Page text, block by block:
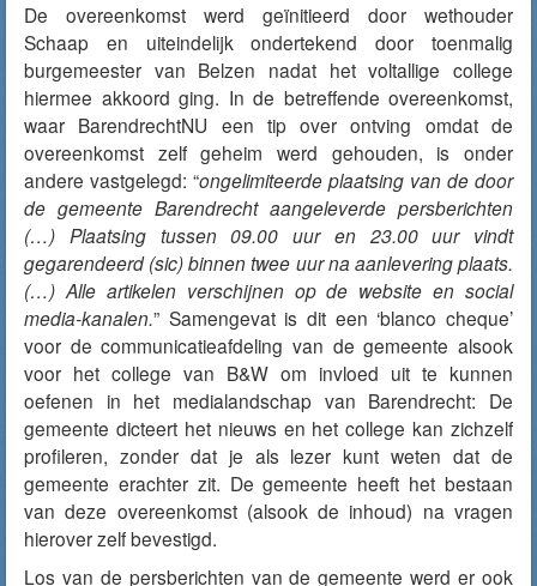
De overeenkomst werd geïnitieerd door wethouder
Schaap en uiteindelijk ondertekend door toenmalig
burgemeester van Belzen nadat het voltallige college
hiermee akkoord ging. In de betreffende overeenkomst,
waar BarendrechtNU een tip over ontving omdat de
overeenkomst zelf geheim werd gehouden, is onder
andere vastgelegd: “ongelimiteerde plaatsing van de door
de gemeente Barendrecht aangeleverde persberichten
(…) Plaatsing tussen 09.00 uur en 23.00 uur vindt
gegarendeerd (sic) binnen twee uur na aanlevering plaats.
(…) Alle artikelen verschijnen op de website en social
media-kanalen.” Samengevat is dit een ‘blanco cheque’
voor de communicatieafdeling van de gemeente alsook
voor het college van B&W om invloed uit te kunnen
oefenen in het medialandschap van Barendrecht: De
gemeente dicteert het nieuws en het college kan zichzelf
profileren, zonder dat je als lezer kunt weten dat de
gemeente erachter zit. De gemeente heeft het bestaan
van deze overeenkomst (alsook de inhoud) na vragen
hierover zelf bevestigd.
Los van de persberichten van de gemeente werd er ook